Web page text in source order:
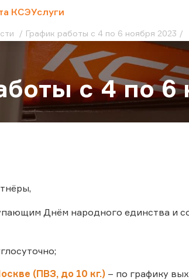
КСЭУслуги
График работы с 4 по 6 ноября 2023
с 4 по 6
Днём народного единства и
(ПВЗ, до 10 кг.) – по графику